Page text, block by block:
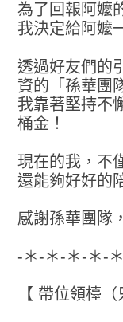
為了回報阿嬤
我決定給阿嬤
透過好友們的
資的「孫華團
我靠著堅持不
桶金！
現在的我，不
還能夠好好的
感謝孫華團隊
-＊-＊-＊-＊-
【 帶位領檯